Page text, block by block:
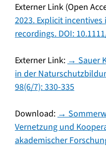
Externer Link (Open
2023. Explicit
recordings. DOI:
Externer Link: → Sauer
in der
98(6/7): 330-335
Download: →
Vernetzung und
akademischer